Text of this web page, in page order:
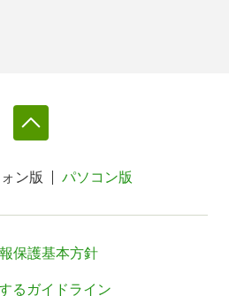
ン版 パソコン版
保護基本方針
るガイドライン